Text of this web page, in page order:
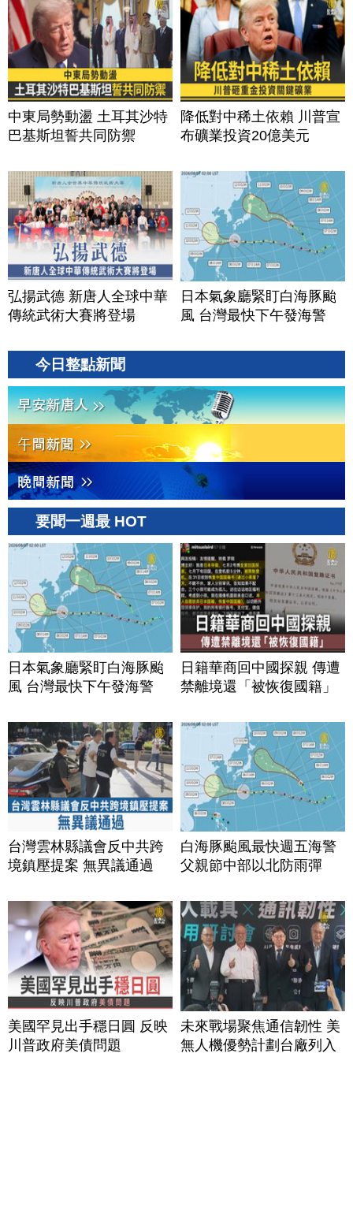
中東局勢動盪 土耳其沙特
巴基斯坦誓共同防禦
降低對中稀土依賴 川普宣
布礦業投資20億美元
弘揚武德 新唐人全球中華
傳統武術大賽將登場
日本氣象廳緊盯白海豚颱
風 台灣最快下午發海警
今日整點新聞
要聞一週最 HOT
日本氣象廳緊盯白海豚颱
風 台灣最快下午發海警
日籍華商回中國探親 傳遭
禁離境還「被恢復國籍」
台灣雲林縣議會反中共跨
境鎮壓提案 無異議通過
白海豚颱風最快週五海警
父親節中部以北防雨彈
美國罕見出手穩日圓 反映
川普政府美債問題
未來戰場聚焦通信韌性 美
無人機優勢計劃台廠列入